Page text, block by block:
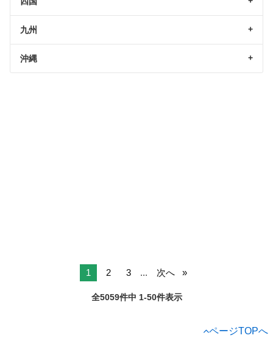
九州
沖縄
1 2 3 ... 次へ
全5059件中 1-50件表示
ページTOPへ